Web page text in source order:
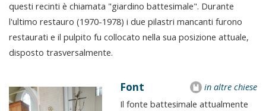
questi recinti è chiamata "giardino battesimale". Durante
l'ultimo restauro (1970-1978) i due pilastri mancanti furono
restaurati e il pulpito fu collocato nella sua posizione attuale,
disposto trasversalmente.
in altre chiese
Font
Il fonte battesimale attualmente